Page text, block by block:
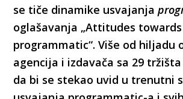
se tiče dinamike usvajanja
oglašavanja „Attitudes towards
programmatic“. Više od hiljadu
agencija i izdavača sa 29
da bi se stekao uvid u trenutni